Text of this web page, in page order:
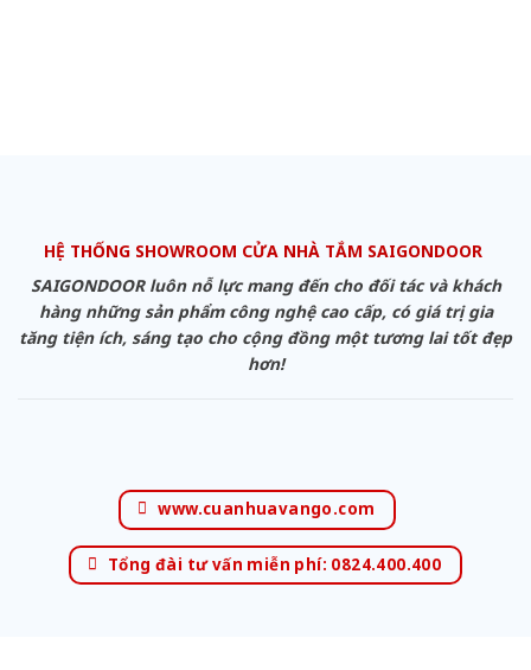
HỆ THỐNG SHOWROOM CỬA NHÀ TẮM SAIGONDOOR
SAIGONDOOR luôn nỗ lực mang đến cho đối tác và khách
hàng những sản phẩm công nghệ cao cấp, có giá trị gia
tăng tiện ích, sáng tạo cho cộng đồng một tương lai tốt đẹp
hơn!
www.cuanhuavango.com
Tổng đài tư vấn miễn phí: 0824.400.400